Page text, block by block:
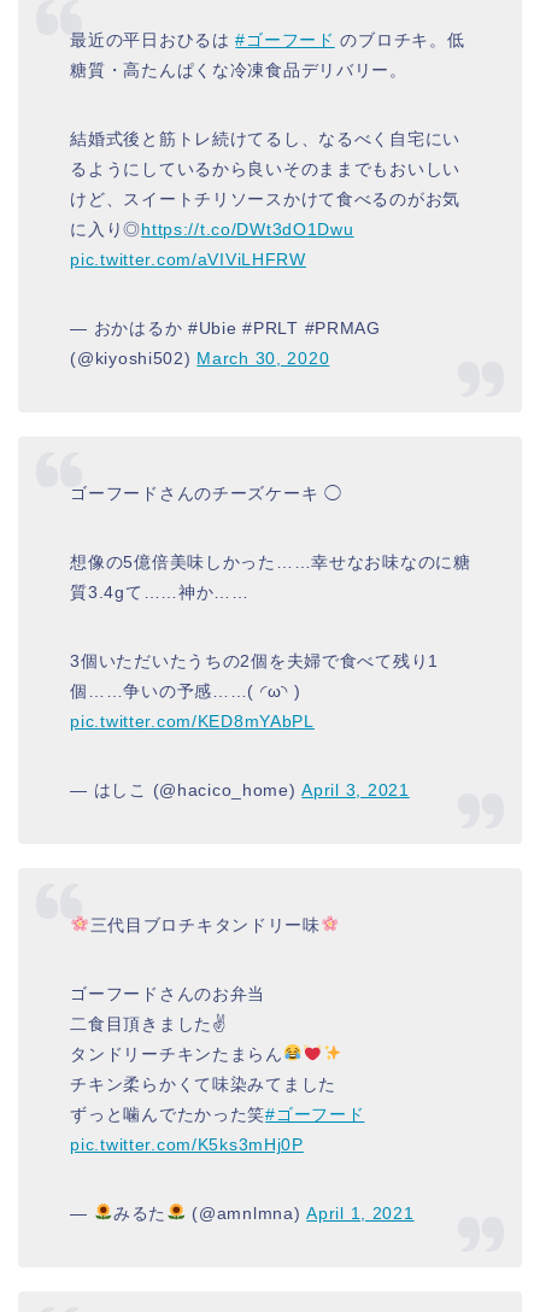
最近の平日おひるは#ゴーフード のブロチキ。低
糖質・高たんぱくな冷凍食品デリバリー。
結婚式後と筋トレ続けてるし、なるべく自宅にい
るようにしているから良いそのままでもおいしい
けど、スイートチリソースかけて食べるのがお気
に入り◎https://t.co/DWt3dO1Dwu
pic.twitter.com/aVIViLHFRW
— おかはるか #Ubie #PRLT #PRMAG
(@kiyoshi502) March 30, 2020
ゴーフードさんのチーズケーキ ◯
想像の5億倍美味しかった……幸せなお味なのに糖
質3.4gて……神か……
3個いただいたうちの2個を夫婦で食べて残り1
個……争いの予感……( ◜ω◝ )
pic.twitter.com/KED8mYAbPL
— はしこ (@hacico_home)April 3, 2021
三代目ブロチキタンドリー味
ゴーフードさんのお弁当
二食目頂きました✌️
タンドリーチキンたまらん
チキン柔らかくて味染みてました
ずっと噛んでたかった笑#ゴーフード
pic.twitter.com/K5ks3mHj0P
— みるた (@amnlmna)April 1, 2021